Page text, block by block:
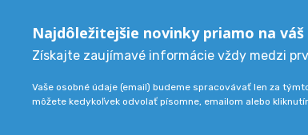
Najdôležitejšie novinky priamo na váš
Získajte zaujímavé informácie vždy medzi
Vaše osobné údaje (email) budeme spracovávať len za
môžete kedykoľvek odvolať písomne, emailom alebo